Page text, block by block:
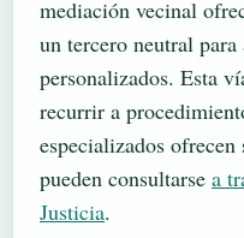
mediación vecinal
un tercero neutral para
personalizados. Esta
recurrir a
especializados
pueden consultarse a
Justicia.